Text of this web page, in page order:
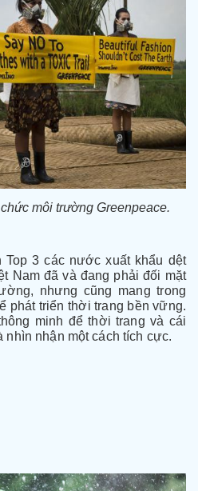
môi trường Greenpeace.
3 các nước xuất khẩu dệt
Nam đã và đang phải đối mặt
nhưng cũng mang trong
phát triển thời trang bền vững.
minh để thời trang và cái
nhận một cách tích cực.